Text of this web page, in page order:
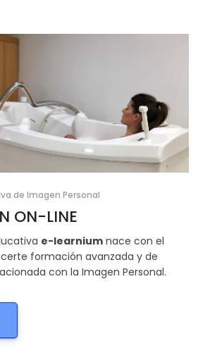
de Imagen Personal
ON-LINE
e-learnium nace con el
formación avanzada y de
con la Imagen Personal.